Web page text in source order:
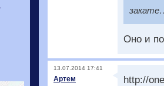
Оно и
13.07.2014 17:41
Артем
http://